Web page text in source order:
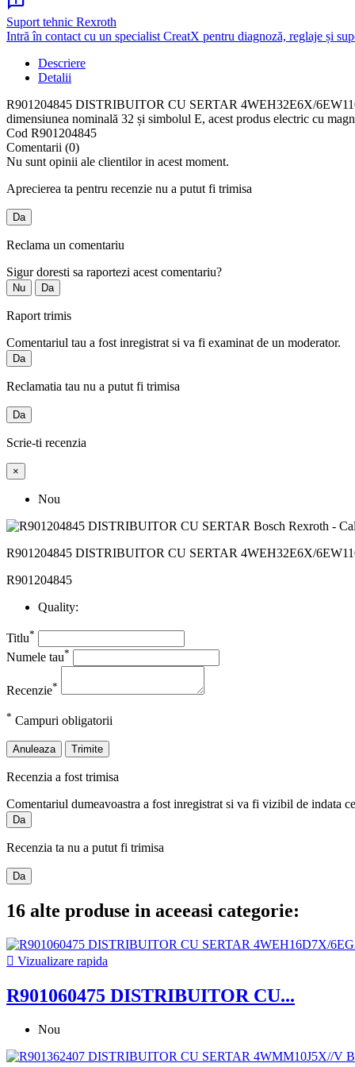
Suport tehnic Rexroth
Intră în contact cu un specialist CreatX pentru diagnoză, reglaje și
Descriere
Detalii
R901204845 DISTRIBUITOR CU SERTAR 4WEH32E6X/
dimensiunea nominală 32 și simbolul E, acest produs electric cu
Cod R901204845
Comentarii (0)
Nu sunt opinii ale clientilor in acest moment.
Aprecierea ta pentru recenzie nu a putut fi trimisa
Da
Reclama un comentariu
Sigur doresti sa raportezi acest comentariu?
Nu Da
Raport trimis
Comentariul tau a fost inregistrat si va fi examinat de un moderator.
Da
Reclamatia tau nu a putut fi trimisa
Da
Scrie-ti recenzia
×
Nou
R901204845 DISTRIBUITOR CU SERTAR 4WEH32E6X/
R901204845
Quality:
Titlu*
Numele tau*
Recenzie*
* Campuri obligatorii
Anuleaza Trimite
Recenzia a fost trimisa
Comentariul dumeavoastra a fost inregistrat si va fi vizibil de indata
Da
Recenzia ta nu a putut fi trimisa
Da
16 alte produse in aceeasi categorie:
 Vizualizare rapida
R901060475 DISTRIBUITOR CU...
Nou